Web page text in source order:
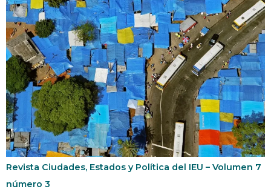
Revista Ciudades, Estados y Política del IEU – Volumen 7
número 3